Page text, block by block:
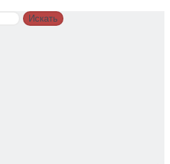
Искать